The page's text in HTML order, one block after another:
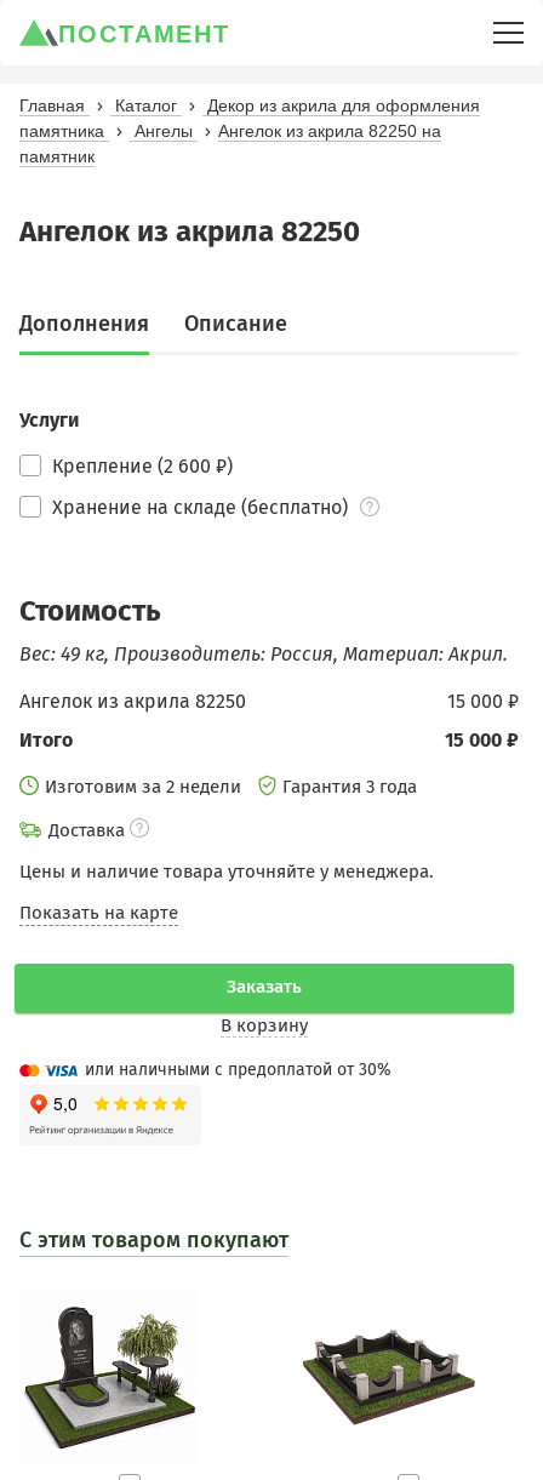
ПОСТАМЕНТ
Главная Каталог
Декор из акрила для оформления
памятника
Ангелы
Ангелок из акрила 82250 на
памятник
Ангелок из акрила 82250
Дополнения Описание
Услуги
Крепление (2 600 ₽)
Хранение на складе (бесплатно)
Стоимость
Вес: 49 кг, Производитель: Россия, Материал: Акрил.
15 000 ₽
Ангелок из акрила 82250
15 000 ₽
Итого
Изготовим за 2 недели
Гарантия 3 года
Доставка
Цены и наличие товара уточняйте у менеджера.
Показать на карте
Заказать
В корзину
или наличными с предоплатой от 30%
С этим товаром покупают